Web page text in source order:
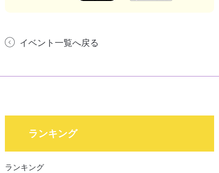
イベント一覧へ戻る
ランキング
ランキング